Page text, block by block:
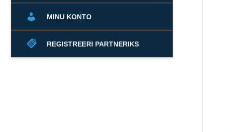
MINU KONTO
REGISTREERI PARTNERIKS